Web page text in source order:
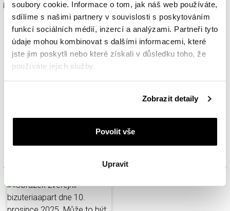
soubory cookie. Informace o tom, jak náš web používáte,
sdílíme s našimi partnery v souvislosti s poskytováním
funkcí sociálních médií, inzercí a analýzami. Partneři tyto
údaje mohou kombinovat s dalšími informacemi, které
jste jim poskytli nebo které získali v důsledku toho, že
používáte jejich služby.
Zásadách ochrany osobních údajů
Zobrazit detaily
Povolit vše
Upravit
blízkým.